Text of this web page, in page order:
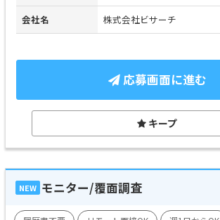
会社名 株式会社ビサーチ
応募画面に進む
キープ
NEW モニター/覆面調査